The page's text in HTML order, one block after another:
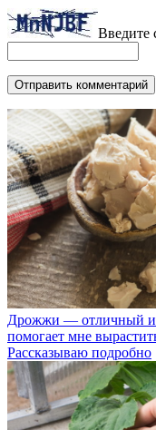
Введите
Дрожжи — отличный
помогает мне
Рассказываю подробно